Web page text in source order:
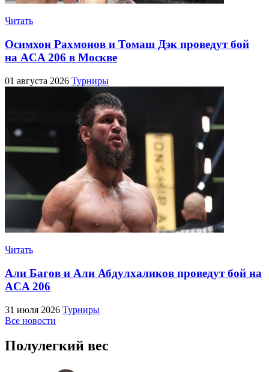
Читать
Осимхон Рахмонов и Томаш Дэк проведут бой
на ACA 206 в Москве
01 августа 2026 Турниры
Читать
Али Багов и Али Абдулхаликов проведут бой на
ACA 206
31 июля 2026 Турниры
Все новости
Полулегкий вес